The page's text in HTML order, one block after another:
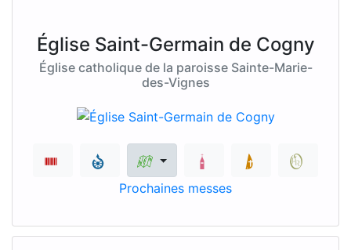
Église Saint-Germain de Cogny
Église catholique de la paroisse Sainte-Marie-
des-Vignes
Prochaines messes